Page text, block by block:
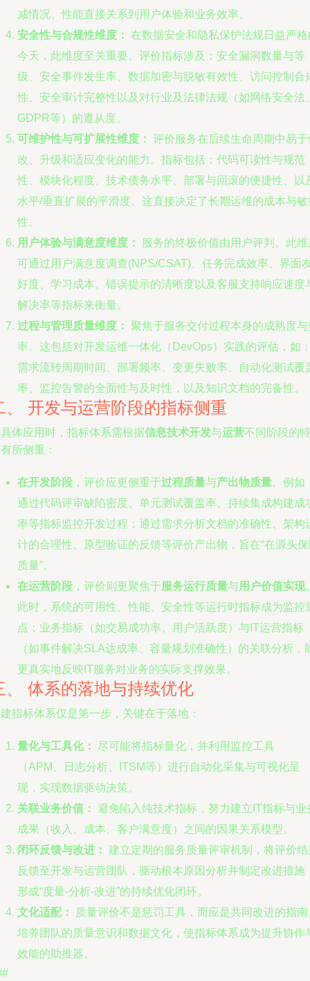
减情况。性能直接关系到用户体验和业务效率。
安全性与合规性维度： 在数据安全和隐私保护法规日益严格
今天，此维度至关重要。评价指标涉及：安全漏洞数量与等
级、安全事件发生率、数据加密与脱敏有效性、访问控制合
性、安全审计完整性以及对行业及法律法规（如网络安全法
GDPR等）的遵从度。
可维护性与可扩展性维度： 评价服务在后续生命周期中易于
改、升级和适应变化的能力。指标包括：代码可读性与规范
性、模块化程度、技术债务水平、部署与回滚的便捷性、以
水平/垂直扩展的平滑度。这直接决定了长期运维的成本与敏
性。
用户体验与满意度维度：
服务的终极价值由用户评判。此维
可通过用户满意度调查(NPS/CSAT)、任务完成效率、界面
好度、学习成本、错误提示的清晰度以及客服支持响应速度
解决率等指标来衡量。
过程与管理质量维度：
聚焦于服务交付过程本身的成熟度与
率。这包括对开发运维一体化（DevOps）实践的评估，如
需求流转周期时间、部署频率、变更失败率、自动化测试覆
率、监控告警的全面性与及时性，以及知识文档的完备性。
、 开发与运营阶段的指标侧重
体应用时，指标体系需根据信息技术开发与运营不同阶段的特
所侧重：
在开发阶段 ，评价应更侧重于过程质量与产出物质量。例如
通过代码评审缺陷密度、单元测试覆盖率、持续集成构建成
率等指标监控开发过程；通过需求分析文档的准确性、架构
计的合理性、原型验证的反馈等评价产出物，旨在“在源头
质量”。
在运营阶段 ，评价则更聚焦于 服务运行质量与用户价值实现
此时，系统的可用性、性能、安全性等运行时指标成为监控
点；业务指标（如交易成功率、用户活跃度）与IT运营指标
（如事件解决SLA达成率、容量规划准确性）的关联分析，
更真实地反映IT服务对业务的实际支撑效果。
、 体系的落地与持续优化
指标体系仅是第一步，关键在于落地：
量化与工具化：
尽可能将指标量化，并利用监控工具
（APM、日志分析、ITSM等）进行自动化采集与可视化呈
现，实现数据驱动决策。
关联业务价值：
避免陷入纯技术指标，努力建立IT指标与业
成果（收入、成本、客户满意度）之间的因果关系模型。
闭环反馈与改进：
建立定期的服务质量评审机制，将评价结
反馈至开发与运营团队，驱动根本原因分析并制定改进措施
形成“度量-分析-改进”的持续优化闭环。
文化适配：
质量评价不是惩罚工具，而应是共同改进的指南
培养团队的质量意识和数据文化，使指标体系成为提升协作
效能的助推器。